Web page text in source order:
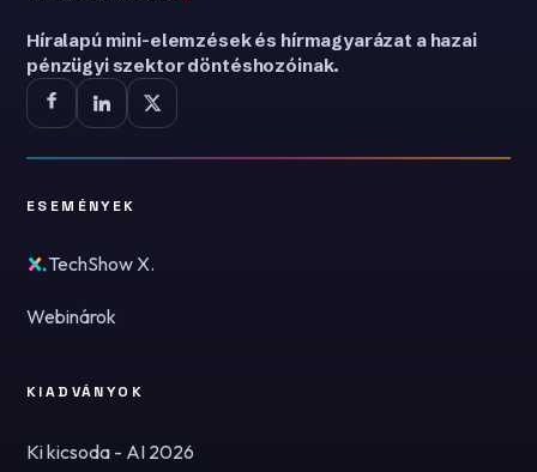
Híralapú mini-elemzések és hírmagyarázat a hazai
pénzügyi szektor döntéshozóinak.
ESEMÉNYEK
TechShow X.
Webinárok
KIADVÁNYOK
Ki kicsoda - AI 2026